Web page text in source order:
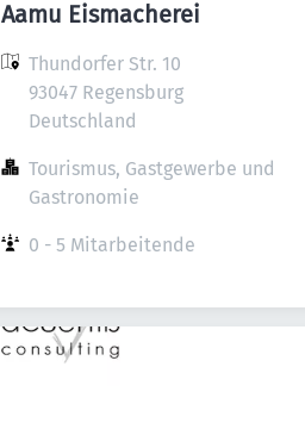
Aamu Eismacherei
Thundorfer Str. 10
93047 Regensburg
Deutschland
Tourismus, Gastgewerbe und
Gastronomie
0 - 5 Mitarbeitende